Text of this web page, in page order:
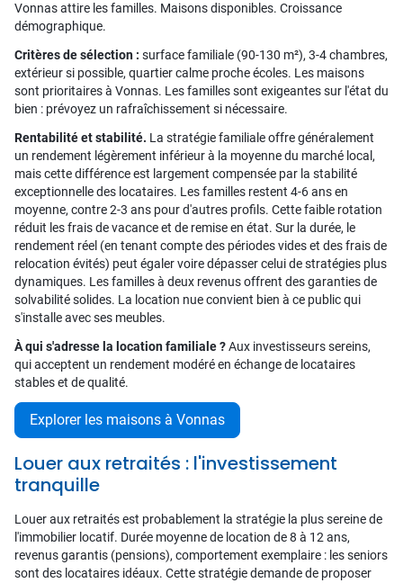
Vonnas attire les familles. Maisons disponibles. Croissance
démographique.
Critères de sélection : surface familiale (90-130 m²), 3-4 chambres,
extérieur si possible, quartier calme proche écoles. Les maisons
sont prioritaires à Vonnas. Les familles sont exigeantes sur l'état du
bien : prévoyez un rafraîchissement si nécessaire.
Rentabilité et stabilité. La stratégie familiale offre généralement
un rendement légèrement inférieur à la moyenne du marché local,
mais cette différence est largement compensée par la stabilité
exceptionnelle des locataires. Les familles restent 4-6 ans en
moyenne, contre 2-3 ans pour d'autres profils. Cette faible rotation
réduit les frais de vacance et de remise en état. Sur la durée, le
rendement réel (en tenant compte des périodes vides et des frais de
relocation évités) peut égaler voire dépasser celui de stratégies plus
dynamiques. Les familles à deux revenus offrent des garanties de
solvabilité solides. La location nue convient bien à ce public qui
s'installe avec ses meubles.
À qui s'adresse la location familiale ?Aux investisseurs sereins,
qui acceptent un rendement modéré en échange de locataires
stables et de qualité.
Explorer les maisons à Vonnas
Louer aux retraités : l'investissement
tranquille
Louer aux retraités est probablement la stratégie la plus sereine de
l'immobilier locatif. Durée moyenne de location de 8 à 12 ans,
revenus garantis (pensions), comportement exemplaire : les seniors
sont des locataires idéaux. Cette stratégie demande de proposer